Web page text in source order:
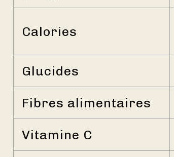
Calories
Glucides
Fibres alimentaires
Vitamine C